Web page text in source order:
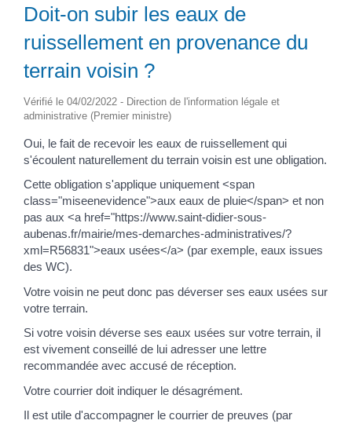
Doit-on subir les eaux de
ruissellement en provenance du
terrain voisin ?
Vérifié le 04/02/2022 - Direction de l'information légale et
administrative (Premier ministre)
Oui, le fait de recevoir les eaux de ruissellement qui
s'écoulent naturellement du terrain voisin est une obligation.
Cette obligation s'applique uniquement <span
class="miseenevidence">aux eaux de pluie</span> et non
pas aux <a href="https://www.saint-didier-sous-
aubenas.fr/mairie/mes-demarches-administratives/?
xml=R56831">eaux usées</a> (par exemple, eaux issues
des WC).
Votre voisin ne peut donc pas déverser ses eaux usées sur
votre terrain.
Si votre voisin déverse ses eaux usées sur votre terrain, il
est vivement conseillé de lui adresser une lettre
recommandée avec accusé de réception.
Votre courrier doit indiquer le désagrément.
Il est utile d'accompagner le courrier de preuves (par